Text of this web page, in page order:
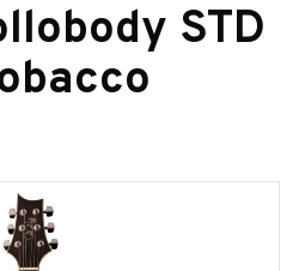
STD